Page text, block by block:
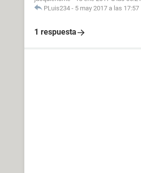
PLuis234 - 5 may 2017 a las 17:57
1 respuesta